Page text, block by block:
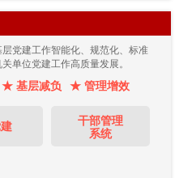
党建工作智能化、规范化、标准
单位党建工作高质量发展。
★ 基层减负 ★ 管理增效
干部管理
系统